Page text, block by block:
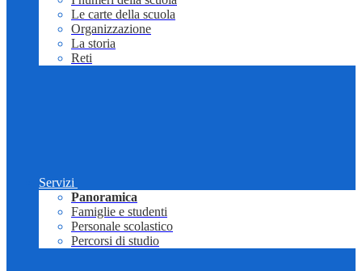
Le carte della scuola
Organizzazione
La storia
Reti
Servizi
Panoramica
Famiglie e studenti
Personale scolastico
Percorsi di studio